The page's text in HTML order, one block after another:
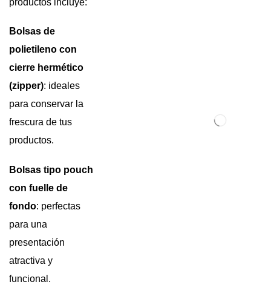
Bolsas de
polietileno con
cierre hermético
(zipper): ideales
para conservar la
frescura de tus
productos.
Bolsas tipo pouch
con fuelle de
fondo: perfectas
para una
presentación
atractiva y
funcional.